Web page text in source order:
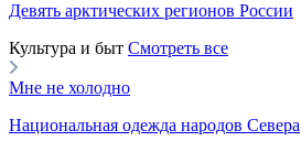
Девять арктических регионов России
Культура и быт Смотреть все
Мне не холодно
Национальная одежда народов Севера